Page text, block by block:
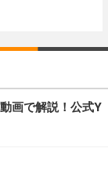
画で解説！公式Y